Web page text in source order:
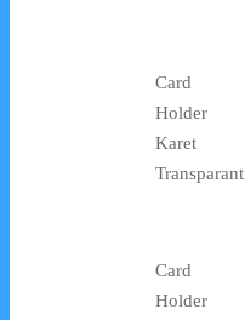
Card
Holder
Karet
Transparant
Card
Holder